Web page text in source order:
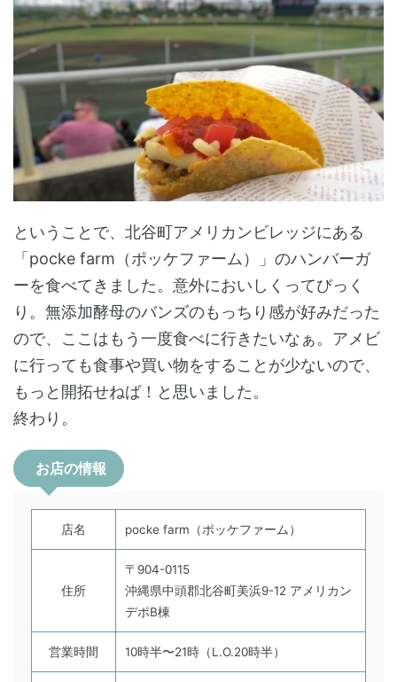
ということで、北谷町アメリカンビレッジにある
「pocke farm（ポッケファーム）」のハンバーガ
ーを食べてきました。意外においしくってびっく
り。無添加酵母のバンズのもっちり感が好みだった
ので、ここはもう一度食べに行きたいなぁ。アメビ
に行っても食事や買い物をすることが少ないので、
もっと開拓せねば！と思いました。
終わり。
お店の情報
店名 pocke farm（ポッケファーム）
住所
〒904-0115
沖縄県中頭郡北谷町美浜9-12 アメリカン
デポB棟
営業時間 10時半〜21時（L.O.20時半）